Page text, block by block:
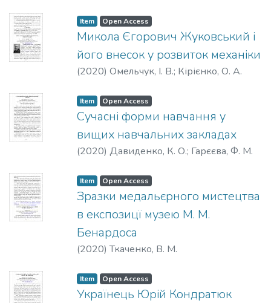
Item Open Access
Микола Єгорович Жуковський і
його внесок у розвиток механіки
(2020) Омельчук, І. В.; Кірієнко, О. А.
Item Open Access
Сучасні форми навчання у
вищих навчальних закладах
(2020) Давиденко, К. О.; Гарєєва, Ф. М.
Item Open Access
Зразки медальєрного мистецтва
в експозицї музею М. М.
Бенардоса
(2020)Ткаченко, В. М.
Item Open Access
Українець Юрій Кондратюк